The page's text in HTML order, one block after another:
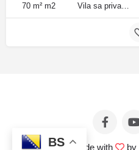
70 m² m2
© Made with by
BS